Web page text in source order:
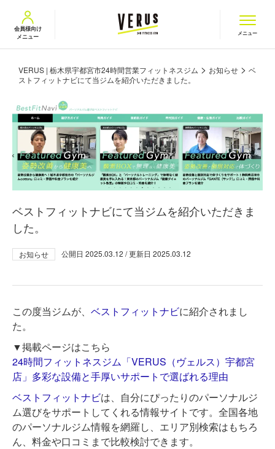
VERUS ヴェルス
会員様向け
メニュー
メニュー
VERUS | 栃木県宇都宮市24時間営業フィットネスジム > お知らせ > ベ
ストフィットナビにて当ジムを紹介いただきました。
ベストフィットナビにて当ジムを紹介いただきま
した。
お知らせ 公開日 2025.03.12 / 更新日 2025.03.12
この度当ジムが、 ベストフィットナビに紹介されまし
た。
▼掲載ページはこちら
24時間フィットネスジム「VERUS（ヴェルス）宇都宮
店」多彩な設備と手厚いサポートで選ばれる理由
ベストフィットナビは、自分にぴったりのパーソナルジ
ム選びをサポートしてくれる情報サイトです。全国各地
のパーソナルジム情報を網羅し、エリア別検索はもちろ
ん、料金や口コミまで比較検討できます。